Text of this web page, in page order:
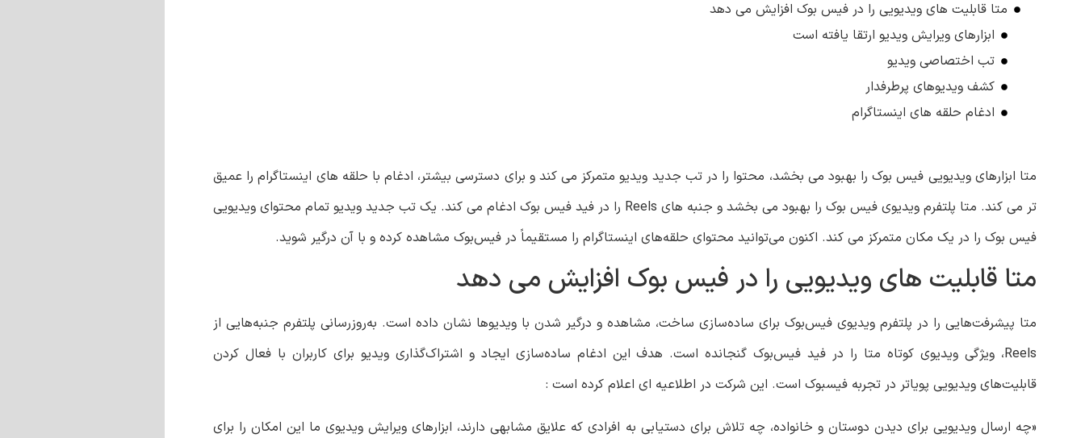
متا قابلیت های ویدیویی را در فیس بوک افزایش می دهد
ابزارهای ویرایش ویدیو ارتقا یافته است
تب اختصاصی ویدیو
کشف ویدیوهای پرطرفدار
ادغام حلقه های اینستاگرام
متا ابزارهای ویدیویی فیس بوک را بهبود می بخشد، محتوا را در تب جدید ویدیو متمرکز می کند و برای دسترسی بیشتر، ادغام با حلقه های اینستاگرام را عمیق
تر می کند. متا پلتفرم ویدیوی فیس بوک را بهبود می بخشد و جنبه های Reels را در فید فیس بوک ادغام می کند. یک تب جدید ویدیو تمام محتوای ویدیویی
فیس بوک را در یک مکان متمرکز می کند. اکنون می‌توانید محتوای حلقه‌های اینستاگرام را مستقیماً در فیس‌بوک مشاهده کرده و با آن درگیر شوید.
متا قابلیت های ویدیویی را در فیس بوک افزایش می دهد
متا پیشرفت‌هایی را در پلتفرم ویدیوی فیس‌بوک برای ساده‌سازی ساخت، مشاهده و درگیر شدن با ویدیوها نشان داده است. به‌روزرسانی پلتفرم جنبه‌هایی از
Reels، ویژگی ویدیوی کوتاه متا را در فید فیس‌بوک گنجانده است. هدف این ادغام ساده‌سازی ایجاد و اشتراک‌گذاری ویدیو برای کاربران با فعال کردن
قابلیت‌های ویدیویی پویاتر در تجربه فیسبوک است. این شرکت در اطلاعیه ای اعلام کرده است :
«چه ارسال ویدیویی برای دیدن دوستان و خانواده، چه تلاش برای دستیابی به افرادی که علایق مشابهی دارند، ابزارهای ویرایش ویدیوی ما این امکان را برای